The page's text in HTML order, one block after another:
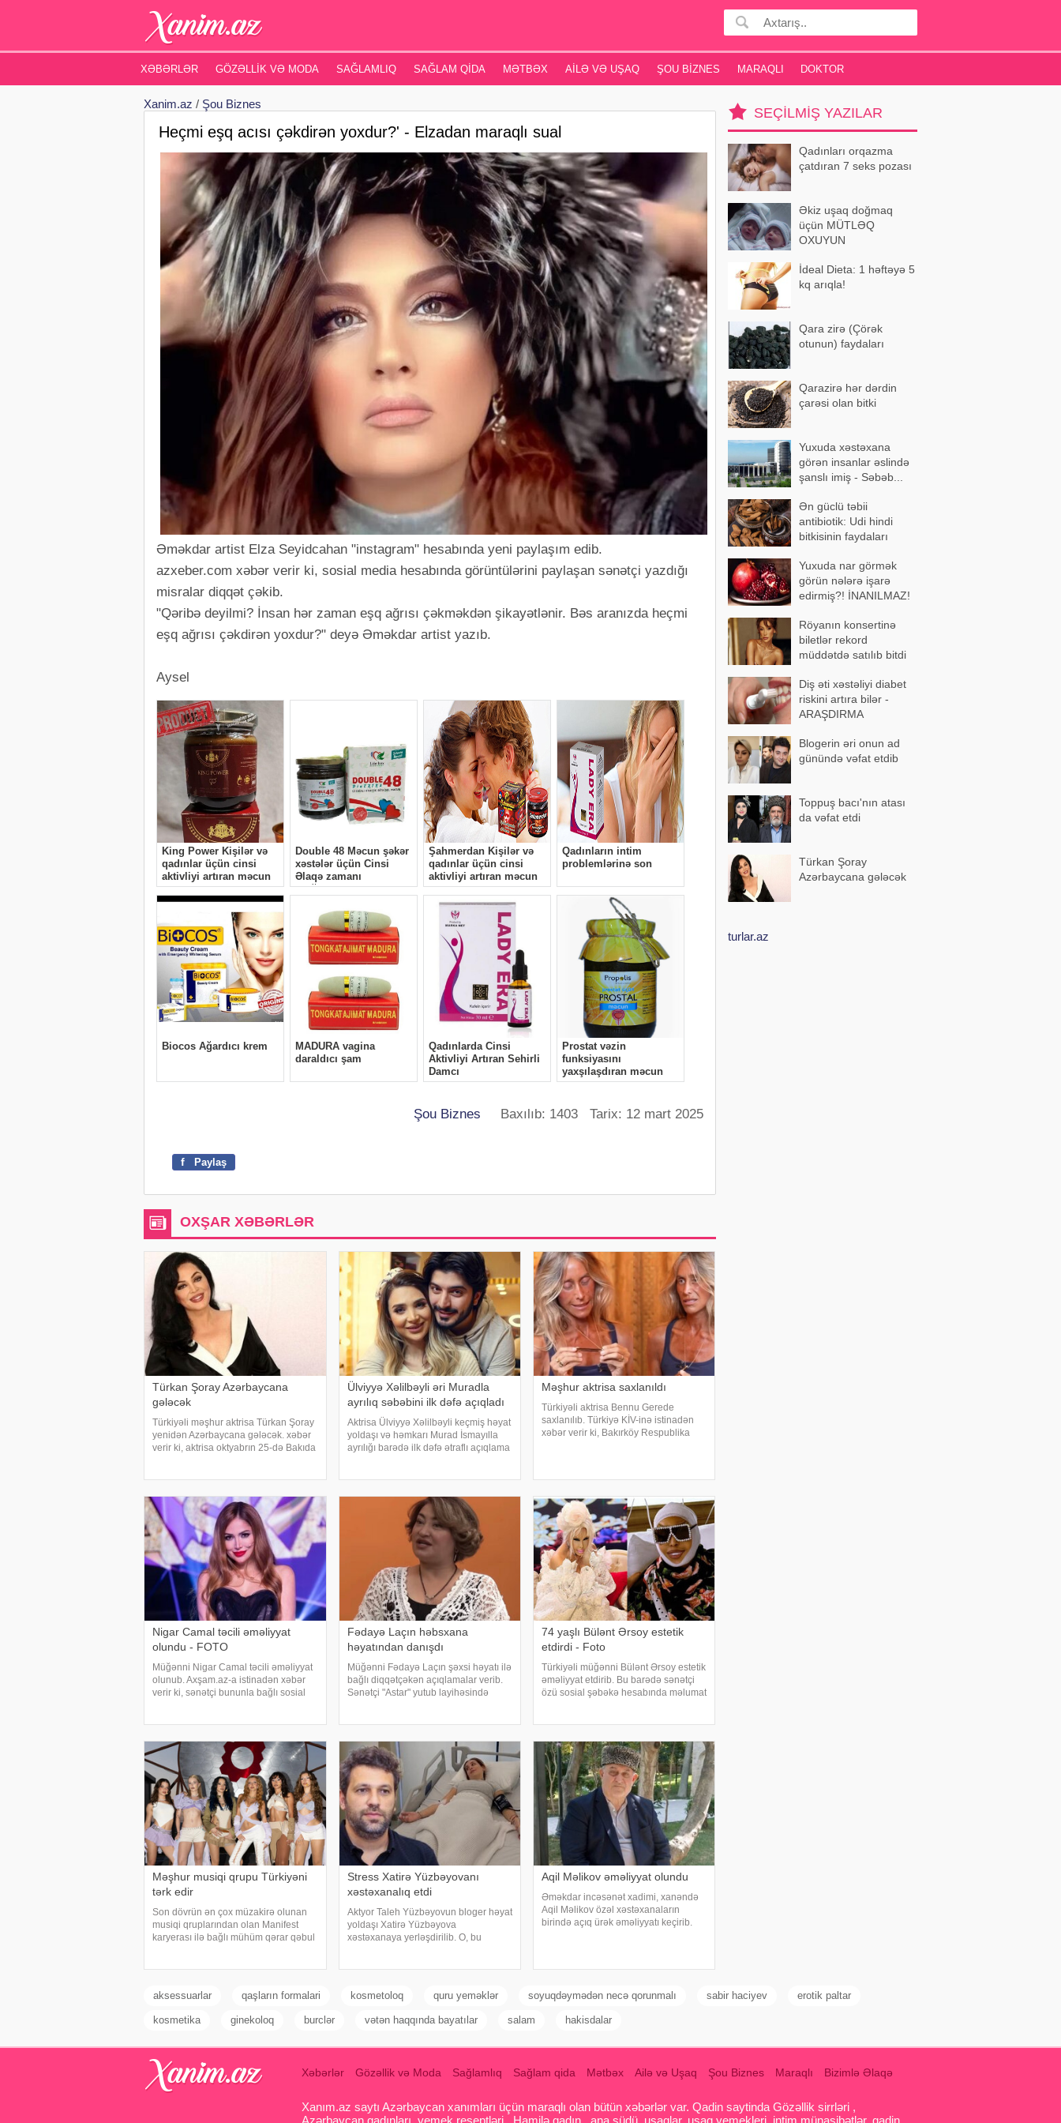
XƏBƏRLƏR GÖZƏLLIK VƏ MODA SAĞLAMLIQ SAĞLAM QIDA MƏTBƏX AILƏ VƏ UŞAQ ŞOU BIZNES MARAQLI DOKTOR
Xanim.az / Şou Biznes
Heçmi eşq acısı çəkdirən yoxdur?' - Elzadan maraqlı sual
Əməkdar artist Elza Seyidcahan "instagram" hesabında yeni paylaşım edib.
azxeber.com xəbər verir ki, sosial media hesabında görüntülərini paylaşan sənətçi yazdığı
misralar diqqət çəkib.
"Qəribə deyilmi? İnsan hər zaman eşq ağrısı çəkməkdən şikayətlənir. Bəs aranızda heçmi
eşq ağrısı çəkdirən yoxdur?" deyə Əməkdar artist yazıb.
Aysel
Şou Biznes Baxılıb: 1403 Tarix: 12 mart 2025
f Paylaş
OXŞAR XƏBƏRLƏR
Türkan Şoray Azərbaycana
gələcək
Türkiyəli məşhur aktrisa Türkan Şoray
yenidən Azərbaycana gələcək. xəbər
verir ki, aktrisa oktyabrın 25-də Bakıda
Ülviyyə Xəlilbəyli əri Muradla
ayrılıq səbəbini ilk dəfə açıqladı
Aktrisa Ülviyyə Xəlilbəyli keçmiş həyat
yoldaşı və həmkarı Murad İsmayılla
ayrılığı barədə ilk dəfə ətraflı açıqlama
Məşhur aktrisa saxlanıldı
Türkiyəli aktrisa Bennu Gerede
saxlanılıb. Türkiyə KİV-inə istinadən
xəbər verir ki, Bakırköy Respublika
Nigar Camal təcili əməliyyat
olundu - FOTO
Müğənni Nigar Camal təcili əməliyyat
olunub. Axşam.az-a istinadən xəbər
verir ki, sənətçi bununla bağlı sosial
gözlənilmədə
Fədayə Laçın həbsxana
həyatından danışdı
Müğənni Fədayə Laçın şəxsi həyatı ilə
bağlı diqqətçəkən açıqlamalar verib.
Sənətçi "Astar" yutub layihəsində
valideynlər
74 yaşlı Bülənt Ərsoy estetik
etdirdi - Foto
Türkiyəli müğənni Bülənt Ərsoy estetik
əməliyyat etdirib. Bu barədə sənətçi
özü sosial şəbəkə hesabında məlumat
Məşhur musiqi qrupu Türkiyəni
tərk edir
Son dövrün ən çox müzakirə olunan
musiqi qruplarından olan Manifest
karyerası ilə bağlı mühüm qərar qəbul
Stress Xatirə Yüzbəyovanı
xəstəxanalıq etdi
Aktyor Taleh Yüzbəyovun bloger həyat
yoldaşı Xatirə Yüzbəyova
xəstəxanaya yerləşdirilib. O, bu
Aqil Məlikov əməliyyat olundu
Əməkdar incəsənət xadimi, xanəndə
Aqil Məlikov özəl xəstəxanaların
birində açıq ürək əməliyyatı keçirib.
SEÇILMIŞ YAZILAR
Qadınları orqazma
çatdıran 7 seks pozası
Əkiz uşaq doğmaq
üçün MÜTLƏQ
OXUYUN
İdeal Dieta: 1 həftəyə 5
kq arıqla!
Qara zirə (Çörək
otunun) faydaları
Qarazirə hər dərdin
çarəsi olan bitki
Yuxuda xəstəxana
görən insanlar əslində
şanslı imiş - Səbəb...
Ən güclü təbii
antibiotik: Udi hindi
bitkisinin faydaları
Yuxuda nar görmək
görün nələrə işarə
edirmiş?! İNANILMAZ!
Röyanın konsertinə
biletlər rekord
müddətdə satılıb bitdi
Diş əti xəstəliyi diabet
riskini artıra bilər -
ARAŞDIRMA
Blogerin əri onun ad
günündə vəfat etdib
Toppuş bacı'nın atası
da vəfat etdi
Türkan Şoray
Azərbaycana gələcək
turlar.az
aksessuarlar qaşların formalari kosmetoloq quru yeməklər soyuqdəymədən necə qorunmalı sabir haciyev erotik paltar
kosmetika ginekoloq burclər vətən haqqında bayatılar salam hakisdalar
Xəbərlər Gözəllik və Moda Sağlamlıq Sağlam qida Mətbəx Ailə və Uşaq Şou Biznes Maraqlı Bizimlə Əlaqə
Xanım.az saytı Azərbaycan xanımları üçün maraqlı olan bütün xəbərlər var. Qadin saytinda Gözəllik sirrləri ,